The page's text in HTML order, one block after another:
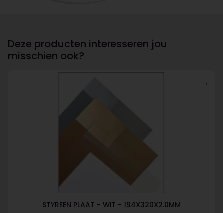
Deze producten interesseren jou
misschien ook?
STYREEN PLAAT - WIT - 194X320X2.0MM